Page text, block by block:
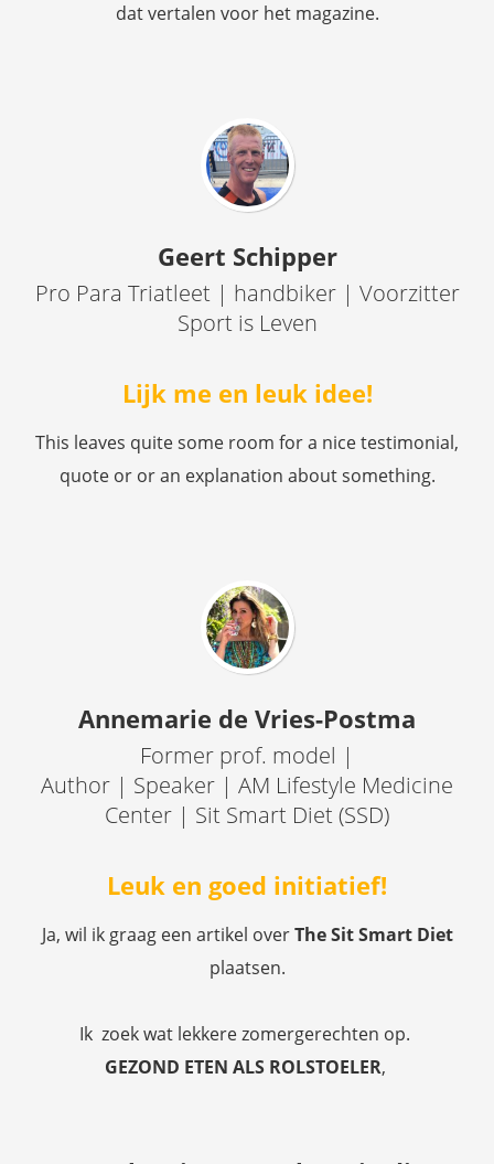
dat vertalen voor het magazine.
Geert Schipper
Pro Para Triatleet | handbiker | Voorzitter
Sport is Leven
Lijk me en leuk idee!
This leaves quite some room for a nice testimonial,
quote or or an explanation about something.
Annemarie de Vries-Postma
Former prof. model |
Author | Speaker | AM Lifestyle Medicine
Center | Sit Smart Diet (SSD)
Leuk en goed initiatief!
Ja, wil ik graag een artikel overTheSit Smart Diet
plaatsen.
Ik zoek wat lekkere zomergerechten op.
GEZOND ETEN ALS ROLSTOELER,